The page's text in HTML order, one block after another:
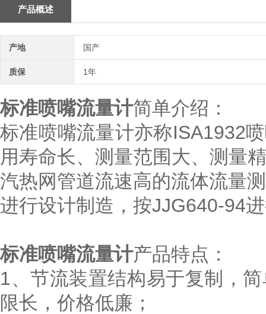
产品概述
产地 国产
质保 1年
标准喷嘴流量计简单介绍：
标准喷嘴流量计亦称ISA1932
用寿命长、测量范围大、测量
汽热网管道流速高的流体流量
进行设计制造，按JJG640-94
标准喷嘴流量计产品特点：
1、节流装置结构易于复制，
限长，价格低廉；